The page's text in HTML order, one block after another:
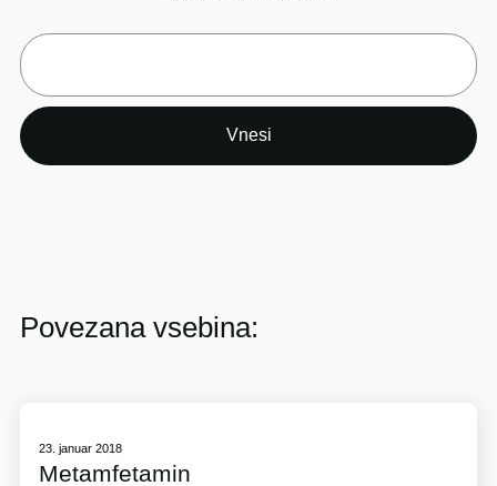
Povezana vsebina:
23. januar 2018
Metamfetamin